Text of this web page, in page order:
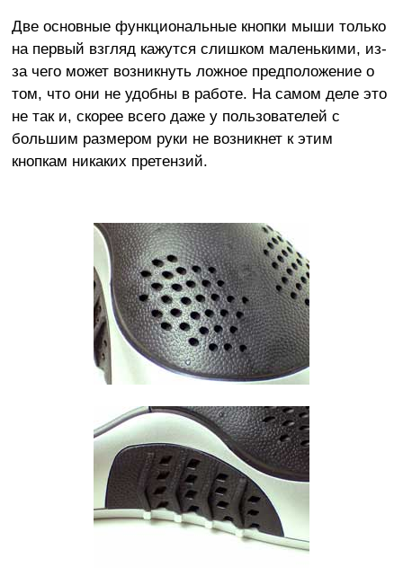
Две основные функциональные кнопки мыши только
на первый взгляд кажутся слишком маленькими, из-
за чего может возникнуть ложное предположение о
том, что они не удобны в работе. На самом деле это
не так и, скорее всего даже у пользователей с
большим размером руки не возникнет к этим
кнопкам никаких претензий.